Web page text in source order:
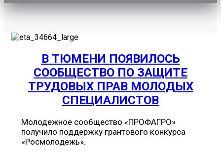
В ТЮМЕНИ ПОЯВИЛОСЬ
СООБЩЕСТВО ПО ЗАЩИТЕ
ТРУДОВЫХ ПРАВ МОЛОДЫХ
СПЕЦИАЛИСТОВ
Молодежное сообщество «ПРОФАГРО»
получило поддержку грантового конкурса
«Росмолодежь».